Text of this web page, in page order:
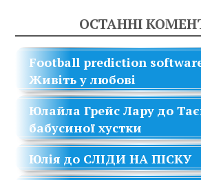
ОСТАННІ
Football prediction
Живіть у любові
Юлайла Грейс Лару до
бабусиної хустки
Юлія до СЛІДИ НА ПІСКУ